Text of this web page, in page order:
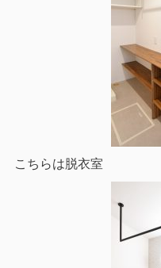
こちらは脱衣室